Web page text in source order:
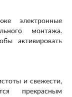
электронные
монтажа.
активировать
и свежести,
прекрасным